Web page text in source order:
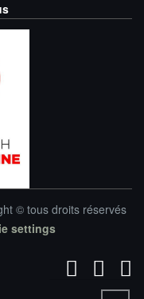
© tous droits réservés
settings